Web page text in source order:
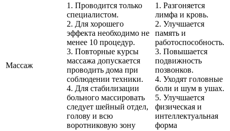
Массаж
1. Проводится только
специалистом.
2. Для хорошего
эффекта необходимо не
менее 10 процедур.
3. Повторные курсы
массажа допускается
проводить дома при
соблюдении техники.
4. Для стабилизации
больного массировать
следует шейный отдел,
голову и всю
воротниковую зону
1. Разгоняется
лимфа и кровь.
2. Улучшается
память и
работоспособность.
3. Повышается
подвижность
позвонков.
4. Уходят головные
боли и шум в ушах.
5. Улучшается
физическая и
интеллектуальная
форма